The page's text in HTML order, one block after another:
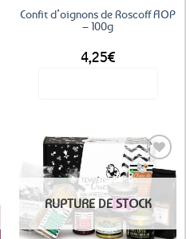
Confit d’oignons de Roscoff AOP
– 100g
4,25€
Ajouter
aux
favoris
RUPTURE DE STOCK